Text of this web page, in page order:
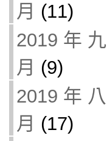
月 (11)
2019 年 九
月 (9)
2019 年 八
月 (17)